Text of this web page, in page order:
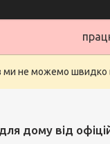
ми не можемо швидко
дому від